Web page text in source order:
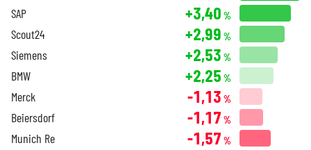
SAP +3,40 %
Scout24 +2,99 %
Siemens +2,53 %
BMW +2,25 %
Merck -1,13 %
Beiersdorf -1,17 %
Munich Re -1,57 %